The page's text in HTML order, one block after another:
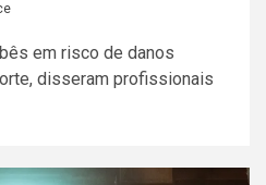
em risco de danos
disseram profissionais